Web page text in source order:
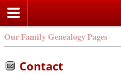
Our Family Genealogy Pages
Contact